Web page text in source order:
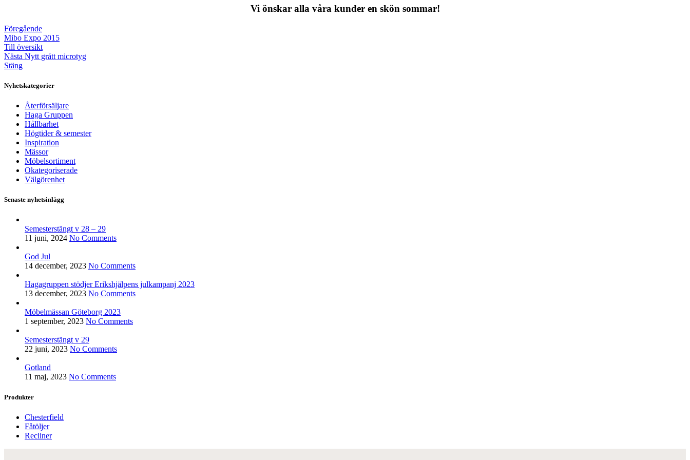
Vi önskar alla våra kunder en skön sommar!
Föregående
Mibo Expo 2015
Till översikt
Nästa Nytt grått microtyg
Stäng
Nyhetskategorier
Återförsäljare
Haga Gruppen
Hållbarhet
Högtider & semester
Inspiration
Mässor
Möbelsortiment
Okategoriserade
Välgörenhet
Senaste nyhetsinlägg
Semesterstängt v 28 – 29
11 juni, 2024 No Comments
God Jul
14 december, 2023 No Comments
Hagagruppen stödjer Erikshjälpens julkampanj 2023
13 december, 2023 No Comments
Möbelmässan Göteborg 2023
1 september, 2023 No Comments
Semesterstängt v 29
22 juni, 2023 No Comments
Gotland
11 maj, 2023 No Comments
Produkter
Chesterfield
Fåtöljer
Recliner